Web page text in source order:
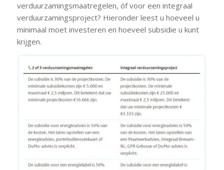
verduurzamingsmaatregelen, óf voor een integraal
verduurzamingsproject? Hieronder leest u hoeveel u
minimaal moet investeren en hoeveel subsidie u kunt
krijgen.